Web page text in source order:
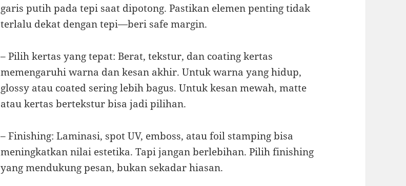
garis putih pada tepi saat dipotong. Pastikan elemen penting tidak
terlalu dekat dengan tepi—beri safe margin.
– Pilih kertas yang tepat: Berat, tekstur, dan coating kertas
memengaruhi warna dan kesan akhir. Untuk warna yang hidup,
glossy atau coated sering lebih bagus. Untuk kesan mewah, matte
atau kertas bertekstur bisa jadi pilihan.
– Finishing: Laminasi, spot UV, emboss, atau foil stamping bisa
meningkatkan nilai estetika. Tapi jangan berlebihan. Pilih finishing
yang mendukung pesan, bukan sekadar hiasan.